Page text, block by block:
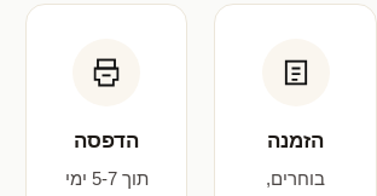
הזמנה
בוחרים,
הדפסה
תוך 5-7 ימי